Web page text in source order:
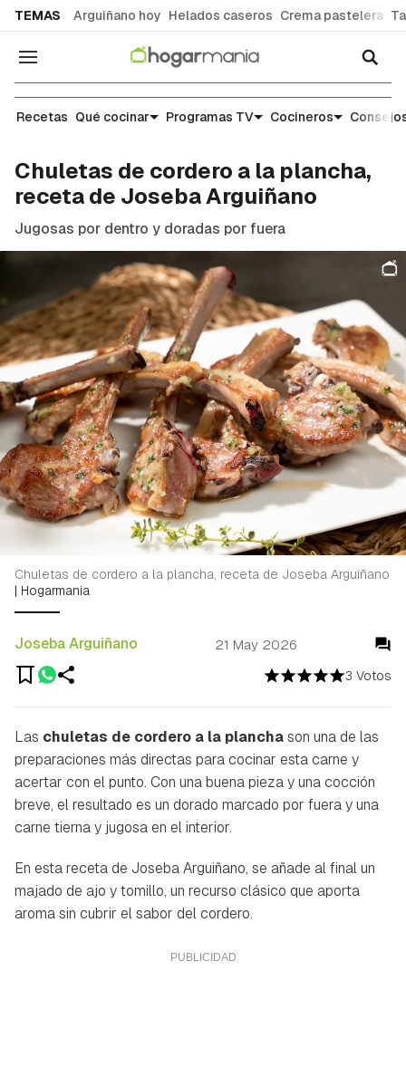
TEMAS Arguiñano hoy Helados caseros Crema pastelera
Navegación
Recetas
Recetas Qué cocinar Programas TV Cocineros
Chuletas de cordero a la plancha,
receta de Joseba Arguiñano
Jugosas por dentro y doradas por fuera
3 Votos
Joseba Arguiñano 21 May 2026
Chuletas de cordero a la plancha, receta de Joseba Arguiñano
| Hogarmania
Las chuletas de cordero a la planchason una de las
preparaciones más directas para cocinar esta carne y
acertar con el punto. Con una buena pieza y una cocción
breve, el resultado es un dorado marcado por fuera y una
carne tierna y jugosa en el interior.
En esta receta de Joseba Arguiñano, se añade al final un
majado de ajo y tomillo, un recurso clásico que aporta
aroma sin cubrir el sabor del cordero.